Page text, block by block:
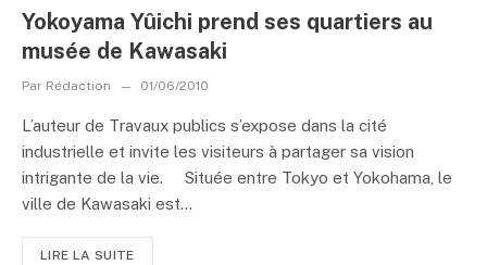
Yokoyama Yûichi prend ses quartiers au
musée de Kawasaki
Par Rédaction 01/06/2010
L’auteur de Travaux publics s’expose dans la cité
industrielle et invite les visiteurs à partager sa vision
intrigante de la vie. Située entre Tokyo et Yokohama, le
ville de Kawasaki est...
LIRE LA SUITE